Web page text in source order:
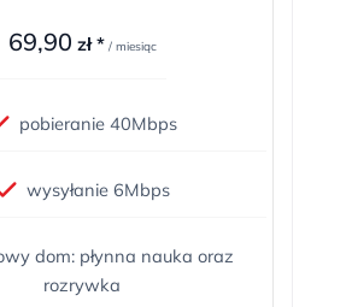
69,90 zł */ miesiąc
pobieranie 40Mbps
wysyłanie 6Mbps
dom: płynna nauka oraz
rozrywka